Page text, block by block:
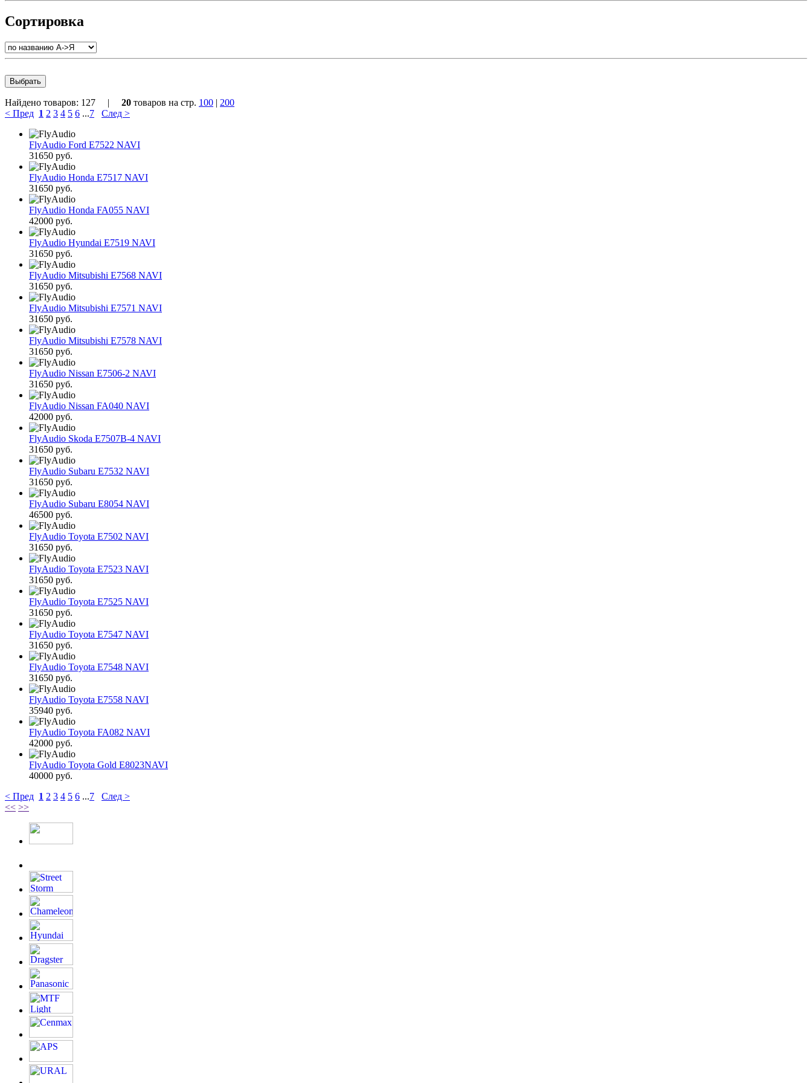
Сортировка
Найдено товаров: 127 | 20 товаров на стр. 100 | 200
< Пред 1 2 3 4 5 6 ...7 След >
FlyAudio Ford E7522 NAVI
31650 руб.
FlyAudio Honda E7517 NAVI
31650 руб.
FlyAudio Honda FA055 NAVI
42000 руб.
FlyAudio Hyundai E7519 NAVI
31650 руб.
FlyAudio Mitsubishi E7568 NAVI
31650 руб.
FlyAudio Mitsubishi E7571 NAVI
31650 руб.
FlyAudio Mitsubishi E7578 NAVI
31650 руб.
FlyAudio Nissan E7506-2 NAVI
31650 руб.
FlyAudio Nissan FA040 NAVI
42000 руб.
FlyAudio Skoda E7507B-4 NAVI
31650 руб.
FlyAudio Subaru E7532 NAVI
31650 руб.
FlyAudio Subaru E8054 NAVI
46500 руб.
FlyAudio Toyota E7502 NAVI
31650 руб.
FlyAudio Toyota E7523 NAVI
31650 руб.
FlyAudio Toyota E7525 NAVI
31650 руб.
FlyAudio Toyota E7547 NAVI
31650 руб.
FlyAudio Toyota E7548 NAVI
31650 руб.
FlyAudio Toyota E7558 NAVI
35940 руб.
FlyAudio Toyota FA082 NAVI
42000 руб.
FlyAudio Toyota Gold E8023NAVI
40000 руб.
< Пред 1 2 3 4 5 6 ...7
След >
<< >>